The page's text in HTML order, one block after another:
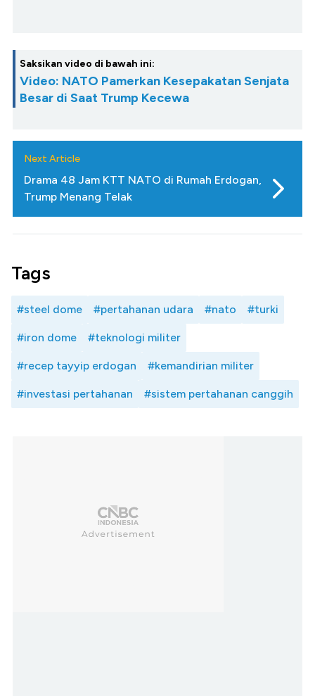
Saksikan video di bawah ini:
Video: NATO Pamerkan Kesepakatan Senjata
Besar di Saat Trump Kecewa
Next Article
Drama 48 Jam KTT NATO di Rumah Erdogan,
Trump Menang Telak
Tags
#steel dome #pertahanan udara #nato #turki
#iron dome #teknologi militer
#recep tayyip erdogan #kemandirian militer
#investasi pertahanan #sistem pertahanan canggih